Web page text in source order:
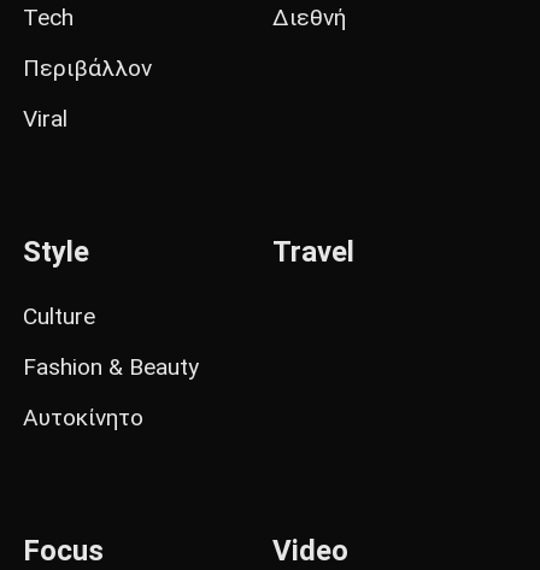
Tech
Περιβάλλον
Viral
Διεθνή
Style
Culture
Fashion & Beauty
Αυτοκίνητο
Travel
Focus Video